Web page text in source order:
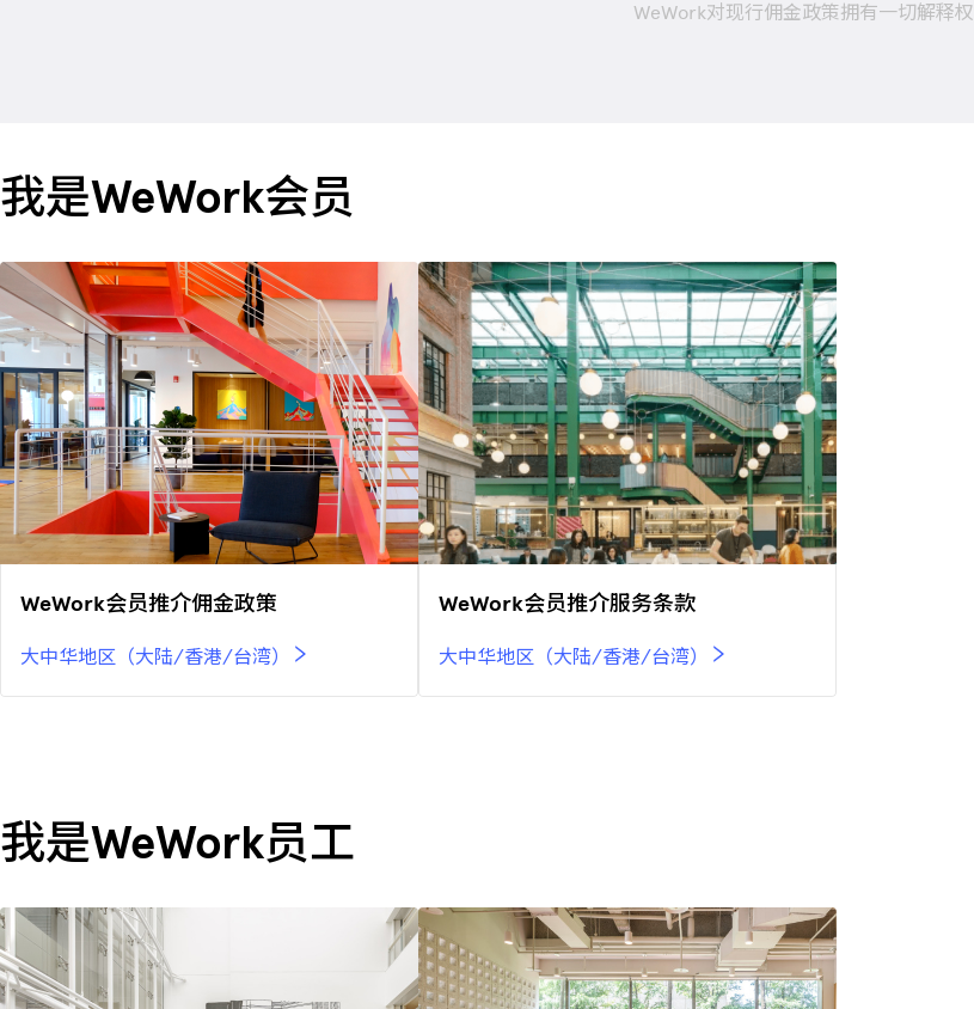
WeWork对现行佣金政策拥有一切解释权
我是WeWork会员
WeWork会员推介佣金政策
大中华地区（大陆/香港/台湾）
WeWork会员推介服务条款
大中华地区（大陆/香港/台湾）
我是WeWork员工